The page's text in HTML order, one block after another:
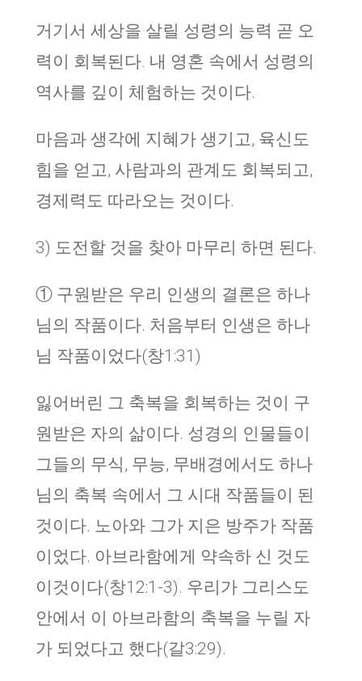
거기서 세상을 살릴 성령의 능력 곧 오
력이 회복된다. 내 영혼 속에서 성령의
역사를 깊이 체험하는 것이다.
마음과 생각에 지혜가 생기고, 육신도
힘을 얻고, 사람과의 관계도 회복되고,
경제력도 따라오는 것이다.
3) 도전할 것을 찾아 마무리 하면 된다.
① 구원받은 우리 인생의 결론은 하나
님의 작품이다. 처음부터 인생은 하나
님 작품이었다(창1:31)
잃어버린 그 축복을 회복하는 것이 구
원받은 자의 삶이다. 성경의 인물들이
그들의 무식, 무능, 무배경에서도 하나
님의 축복 속에서 그 시대 작품들이 된
것이다. 노아와 그가 지은 방주가 작품
이었다. 아브라함에게 약속하 신 것도
이것이다(창12:1-3). 우리가 그리스도
안에서 이 아브라함의 축복을 누릴 자
가 되었다고 했다(갈3:29).